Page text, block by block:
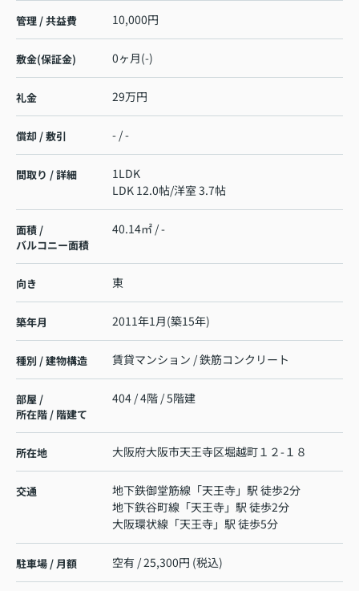
管理 / 共益費 10,000円
敷金(保証金) 0ヶ月(-)
礼金 29万円
償却 / 敷引 - / -
間取り / 詳細
1LDK
LDK 12.0帖/洋室 3.7帖
面積 /
バルコニー面積
40.14㎡ / -
向き 東
築年月 2011年1月(築15年)
種別 / 建物構造 賃貸マンション / 鉄筋コンクリート
部屋 /
所在階 / 階建て
404 / 4階 / 5階建
所在地 大阪府大阪市天王寺区堀越町１２-１８
交通 地下鉄御堂筋線 「天王寺」駅 徒歩2分
地下鉄谷町線 「天王寺」駅 徒歩2分
大阪環状線 「天王寺」駅 徒歩5分
駐車場 / 月額 空有 / 25,300円 (税込)